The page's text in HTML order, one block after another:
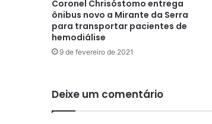
Coronel Chrisóstomo entrega
ônibus novo a Mirante da Serra
para transportar pacientes de
hemodiálise
9 de fevereiro de 2021
Deixe um comentário